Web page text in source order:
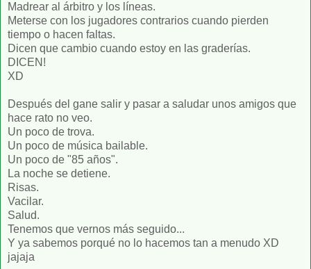
Madrear al árbitro y los líneas.
Meterse con los jugadores contrarios cuando pierden
tiempo o hacen faltas.
Dicen que cambio cuando estoy en las graderías.
DICEN!
XD
Después del gane salir y pasar a saludar unos amigos que
hace rato no veo.
Un poco de trova.
Un poco de música bailable.
Un poco de "85 años".
La noche se detiene.
Risas.
Vacilar.
Salud.
Tenemos que vernos más seguido...
Y ya sabemos porqué no lo hacemos tan a menudo XD
jajaja